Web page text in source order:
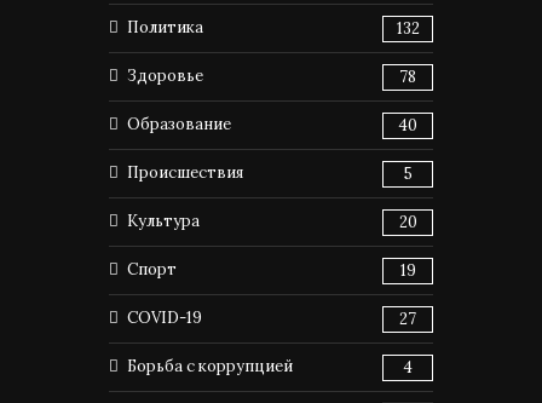
Политика 132
Здоровье 78
Образование 40
Происшествия 5
Культура 20
Спорт 19
COVID-19 27
Борьба с коррупцией 4